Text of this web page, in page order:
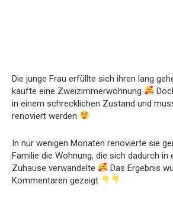
Die junge Frau erfüllte sich ihren lang
kaufte eine Zweizimmerwohnung
in einem schrecklichen Zustand und
renoviert werden
In nur wenigen Monaten renovierte sie
Familie die Wohnung, die sich dadurch in
Zuhause verwandelte
Das Ergebnis
Kommentaren gezeigt